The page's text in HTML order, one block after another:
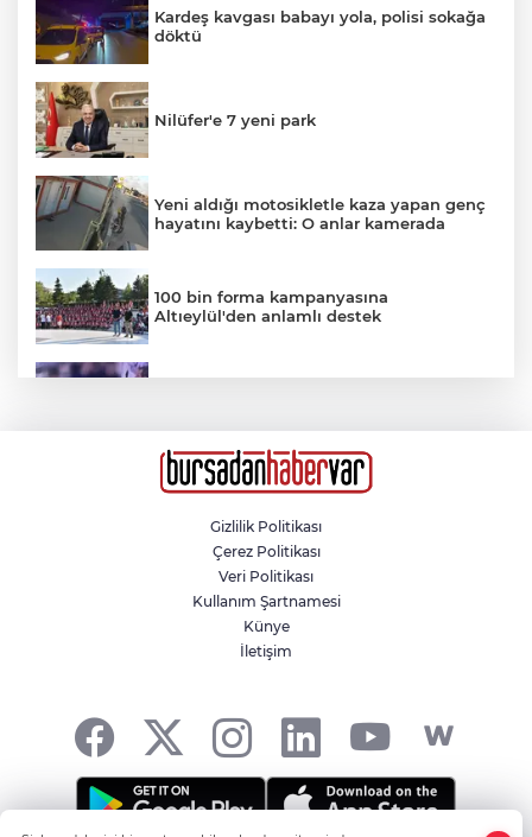
Kardeş kavgası babayı yola, polisi sokağa
döktü
Nilüfer'e 7 yeni park
Yeni aldığı motosikletle kaza yapan genç
hayatını kaybetti: O anlar kamerada
100 bin forma kampanyasına
Altıeylül'den anlamlı destek
Şenliğin En Güzeli Osmangazi’nin
Uzmanlardan açlık krizini önleyen
atıştırmalık önerisi
Gizlilik Politikası
Çerez Politikası
Veri Politikası
Kullanım Şartnamesi
Künye
İletişim